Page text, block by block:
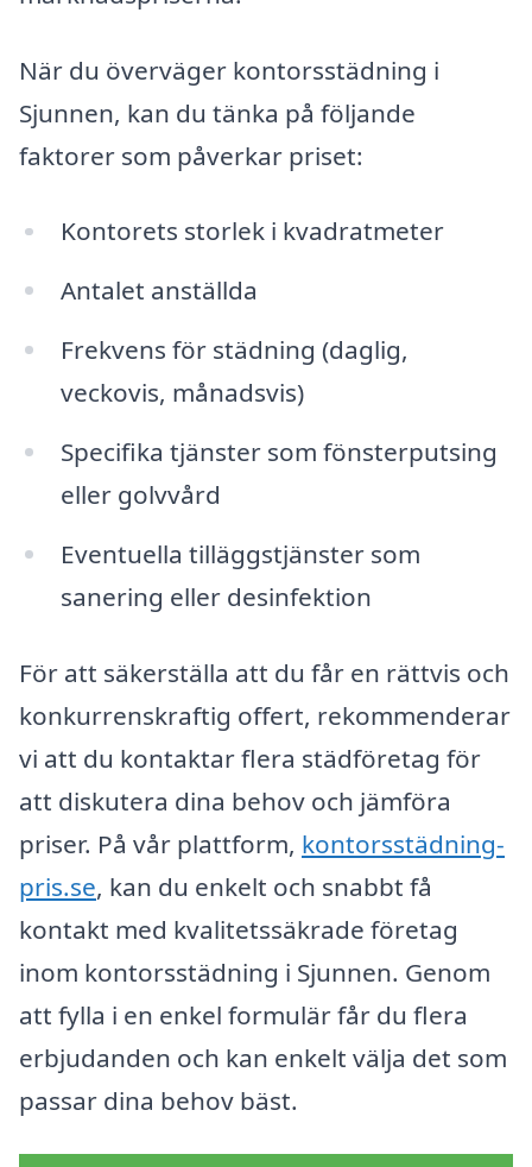
När du överväger kontorsstädning i
Sjunnen, kan du tänka på följande
faktorer som påverkar priset:
Kontorets storlek i kvadratmeter
Antalet anställda
Frekvens för städning (daglig,
veckovis, månadsvis)
Specifika tjänster som fönsterputsing
eller golvvård
Eventuella tilläggstjänster som
sanering eller desinfektion
För att säkerställa att du får en rättvis och
konkurrenskraftig offert, rekommenderar
vi att du kontaktar flera städföretag för
att diskutera dina behov och jämföra
priser. På vår plattform, kontorsstädning-
pris.se, kan du enkelt och snabbt få
kontakt med kvalitetssäkrade företag
inom kontorsstädning i Sjunnen. Genom
att fylla i en enkel formulär får du flera
erbjudanden och kan enkelt välja det som
passar dina behov bäst.